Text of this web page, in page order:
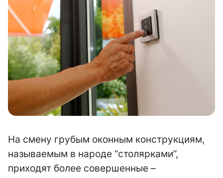
На смену грубым оконным конструкциям,
называемым в народе “столярками”,
приходят более совершенные –